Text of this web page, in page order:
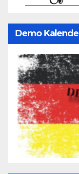
Demo